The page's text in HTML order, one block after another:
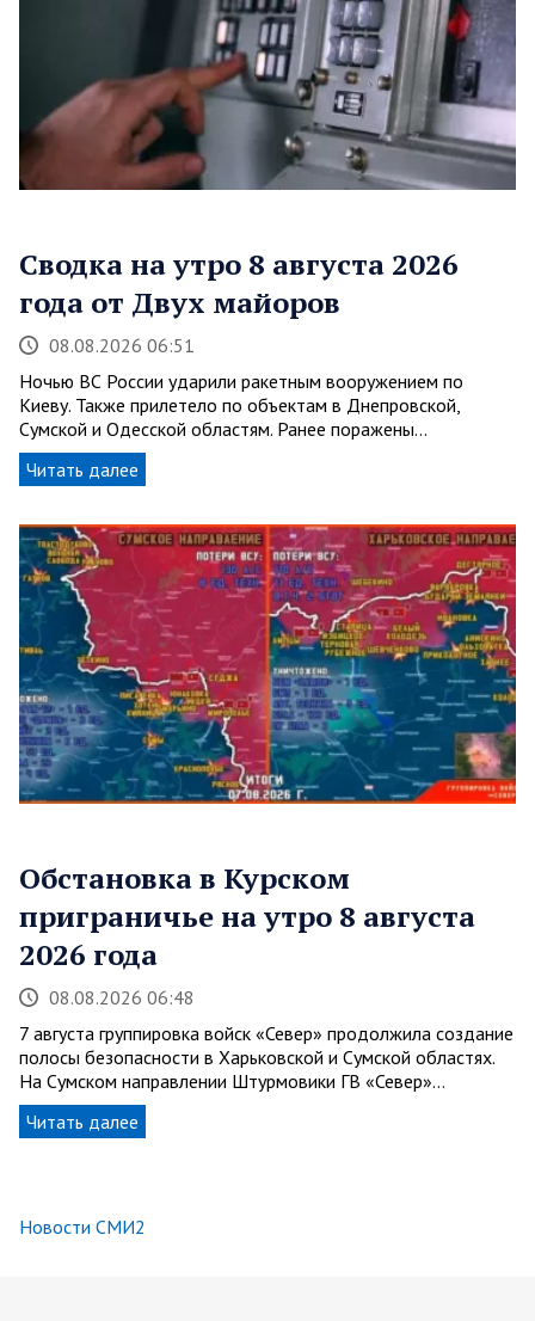
Сводка на утро 8 августа 2026
года от Двух майоров
08.08.2026 06:51
Ночью ВС России ударили ракетным вооружением по
Киеву. Также прилетело по объектам в Днепровской,
Сумской и Одесской областям. Ранее поражены…
Читать далее
Обстановка в Курском
приграничье на утро 8 августа
2026 года
08.08.2026 06:48
7 августа группировка войск «Север» продолжила создание
полосы безопасности в Харьковской и Сумской областях.
На Сумском направлении Штурмовики ГВ «Север»…
Читать далее
Новости СМИ2